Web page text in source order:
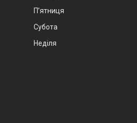
Пʼятниця
Субота
Неділя